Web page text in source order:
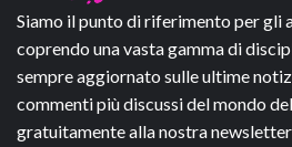
Siamo il punto di riferimento per gli
coprendo una vasta gamma di
sempre aggiornato sulle ultime
commenti più discussi del mondo
gratuitamente alla nostra